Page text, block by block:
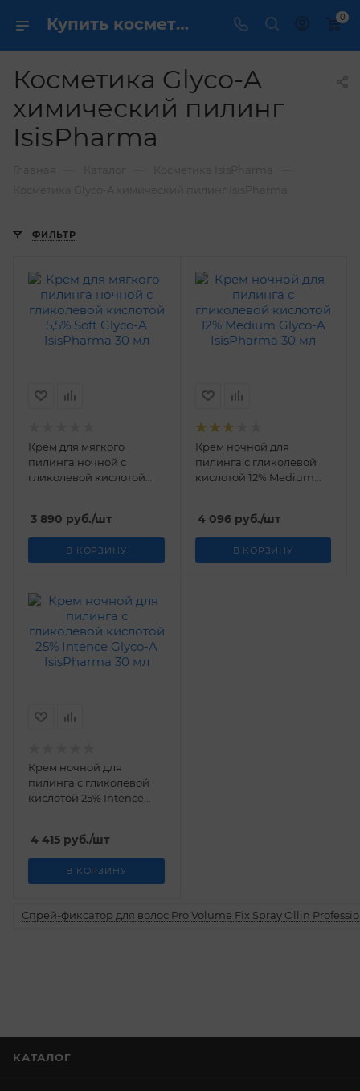
Купить косметику Glyco-A химический пилинг IsisPharma в интернет-магазине 0
Косметика Glyco-A
химический пилинг
IsisPharma
ФИЛЬТР
Крем для мягкого
пилинга ночной с
гликолевой кислотой
3 890 руб./шт
В КОРЗИНУ
Крем ночной для
пилинга с гликолевой
кислотой 12% Medium
4 096руб./шт
В КОРЗИНУ
Крем ночной для
пилинга с гликолевой
кислотой 25% Intence
4 415 руб./шт
В КОРЗИНУ
Спрей-фиксатор для волос Pro Volume Fix Spray Ollin
КАТАЛОГ